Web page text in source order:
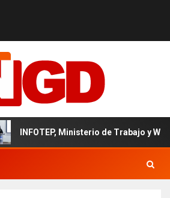
INFOTEP, Ministerio de Trabajo y World